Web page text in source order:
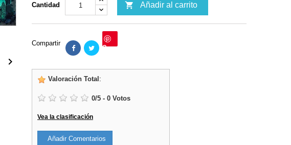

Cantidad  Añadir al carrito
Compartir Save
Valoración Total :
0/5 - 0 Votos
Vea la clasificación
Añadir Comentarios